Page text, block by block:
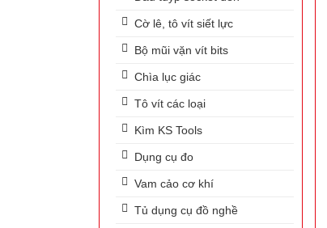
Cờ lê, tô vít siết lực
Bộ mũi vặn vít bits
Chìa lục giác
Tô vít các loại
Kìm KS Tools
Dụng cụ đo
Vam cảo cơ khí
Tủ dụng cụ đồ nghề